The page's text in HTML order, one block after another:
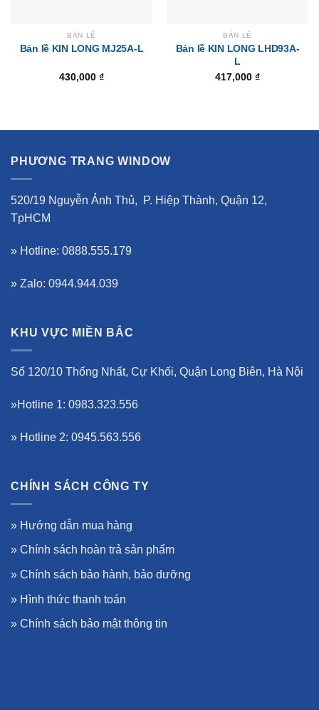
BẢN LỀ
Bản lề KIN LONG MJ25A-L
430,000 ₫
BẢN LỀ
Bản lề KIN LONG LHD93A-
L
417,000 ₫
PHƯƠNG TRANG WINDOW
520/19 Nguyễn Ảnh Thủ, P. Hiệp Thành, Quận 12,
TpHCM
» Hotline: 0888.555.179
» Zalo: 0944.944.039
KHU VỰC MIỀN BẮC
Số 120/10 Thống Nhất, Cự Khối, Quận Long Biên, Hà Nội
»Hotline 1: 0983.323.556
» Hotline 2: 0945.563.556
CHÍNH SÁCH CÔNG TY
» Hướng dẫn mua hàng
» Chính sách hoàn trả sản phẩm
» Chính sách bảo hành, bảo dưỡng
» Hình thức thanh toán
» Chính sách bảo mật thông tin